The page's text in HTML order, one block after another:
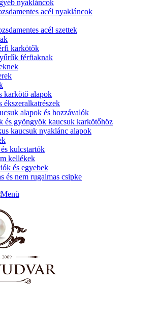
nyakláncok
acél nyakláncok
acél szettek
karkötők
férfiaknak
karkötő alapok
ékszeralkatrészek
alapok és hozzávalók
és gyöngyök kaucsuk karkötőhöz
kaucsuk nyaklánc alapok
kulcstartók
kellékek
és egyebek
és nem rugalmas csipke